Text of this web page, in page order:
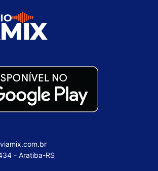
- Aratiba-RS